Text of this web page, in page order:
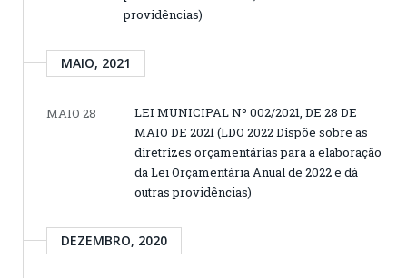
providências)
MAIO, 2021
MAIO 28
LEI MUNICIPAL Nº 002/2021, DE 28 DE
MAIO DE 2021 (LDO 2022 Dispõe sobre as
diretrizes orçamentárias para a elaboração
da Lei Orçamentária Anual de 2022 e dá
outras providências)
DEZEMBRO, 2020